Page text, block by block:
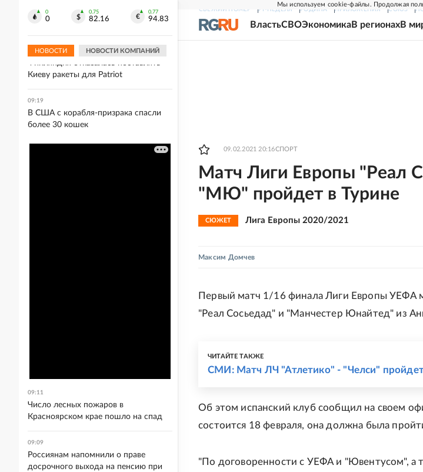
Мы используем cookie-файлы. Продолжая
СВЕЖИЙ НОМЕР РГ-НЕДЕЛЯ РОДИНА ПРИЛОЖЕНИЯ СОЮЗ
ВластьСВОЭкономикаВ регионахВ
09.02.2021 20:16СПОРТ
Матч Лиги Европы "Реал
"МЮ" пройдет в Турине
СЮЖЕТ Лига Европы 2020/2021
Максим Домчев
Первый матч 1/16 финала Лиги Европы УЕФА
"Реал Сосьедад" и "Манчестер Юнайтед" из
ЧИТАЙТЕ ТАКЖЕ
СМИ: Матч ЛЧ "Атлетико" - "Челси"
Об этом испанский клуб сообщил на своем
состоится 18 февраля, она должна была
"По договоренности с УЕФА и "Ювентусом", а
0
0
0.75
82.16
0.77
94.83
НОВОСТИ НОВОСТИ КОМПАНИЙ
Лионель Месси прибыл в Аргентину
09:23
Финляндия отказалась поставлять
Киеву ракеты для Patriot
09:19
В США с корабля-призрака спасли
более 30 кошек
09:11
Число лесных пожаров в
Красноярском крае пошло на спад
09:09
Россиянам напомнили о праве
досрочного выхода на пенсию при